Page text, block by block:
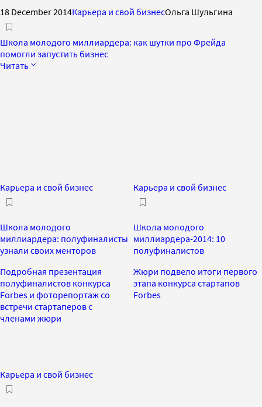
18 December 2014Карьера и свой бизнесОльга Шульгина
Школа молодого миллиардера: как шутки про Фрейда
помогли запустить бизнес
Читать
Карьера и свой бизнес
Школа молодого
миллиардера: полуфиналисты
узнали своих менторов
Подробная презентация
полуфиналистов конкурса
Forbes и фоторепортаж со
встречи стартаперов с
членами жюри
Карьера и свой бизнес
Школа молодого
миллиардера-2014: 10
полуфиналистов
Жюри подвело итоги первого
этапа конкурса стартапов
Forbes
Карьера и свой бизнес